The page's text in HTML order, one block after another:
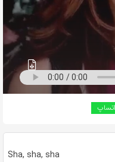
Sha, sha, sha